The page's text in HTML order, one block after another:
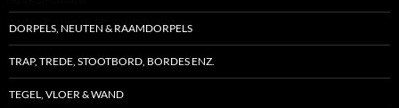
DORPELS, NEUTEN & RAAMDORPELS
TRAP, TREDE, STOOTBORD, BORDES ENZ.
TEGEL, VLOER & WAND